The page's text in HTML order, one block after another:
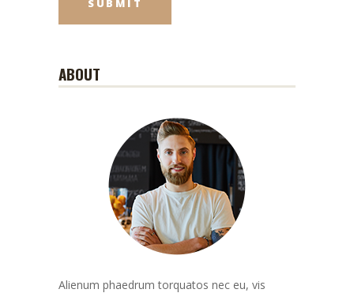
ABOUT
Alienum phaedrum torquatos nec eu, vis